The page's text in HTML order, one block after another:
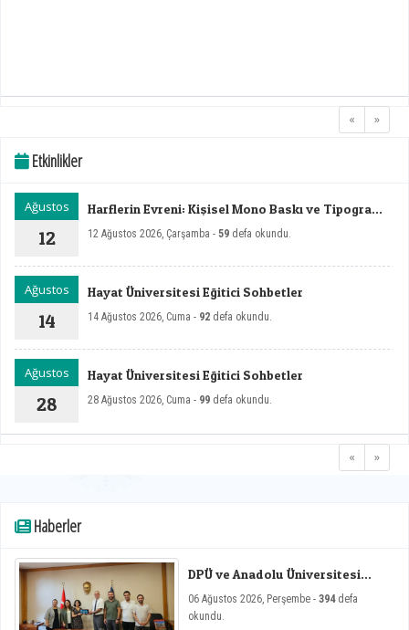
« »
Etkinlikler
Ağustos
12
Harflerin Evreni: Kişisel Mono Baskı ve Tipografi
12 Ağustos 2026, Çarşamba - 59 defa okundu.
Ağustos
14
Hayat Üniversitesi Eğitici Sohbetler
14 Ağustos 2026, Cuma - 92 defa okundu.
Ağustos
28
Hayat Üniversitesi Eğitici Sohbetler
28 Ağustos 2026, Cuma - 99 defa okundu.
« »
Haberler
DPÜ ve Anadolu Üniversitesi
Toplantısı
06 Ağustos 2026, Perşembe - 394defa
okundu.